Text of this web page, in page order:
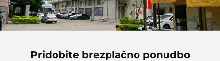
Pridobite brezplačno ponudbo